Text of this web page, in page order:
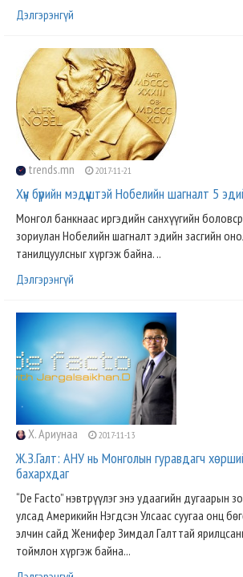
Дэлгэрэнгүй
trends.mn 2017-11-21
Хүн бүрийн мэдүүштэй Нобелийн шагналт 5
Монгол банкнаас иргэдийн санхүүгийн
зориулан Нобелийн шагналт эдийн засгийн
танилцуулсныг хүргэж байна. ..
Дэлгэрэнгүй
Х. Ариунаа 2017-11-13
Ж.З.Галт: АНУ нь Монголын гуравдагч
бахархдаг
“De Facto” нэвтрүүлэг энэ удаагийн дугаарын
улсад Америкийн Нэгдсэн Улсаас суугаа онц
элчин сайд Женифер Зимдал Галттай
тоймлон хүргэж байна...